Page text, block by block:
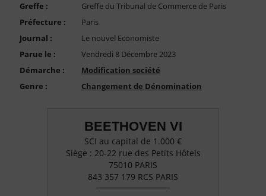
Compte PRO
Greffe :
Greffe du Tribunal de Commerce de Paris
Préfecture :
Paris
Journal :
Le nouvel Economiste
Parue le :
Vendredi 8 Décembre 2023
Démarche :
Modification société
Genre :
Changement de Dénomination
BEETHOVEN VI
SCI au capital de 1.000 €
Siège : 20-22 rue des Petits Hôtels
75010 PARIS
843 357 179 RCS PARIS